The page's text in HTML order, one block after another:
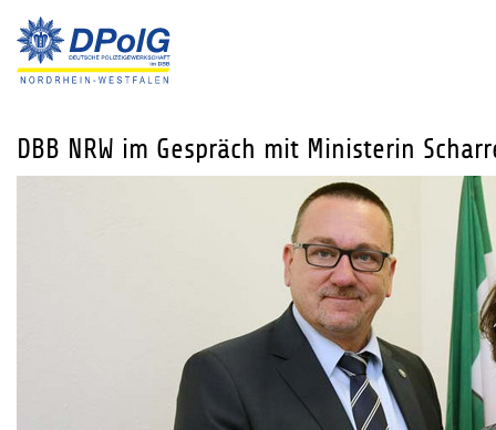
DBB NRW im Gespräch mit Ministerin